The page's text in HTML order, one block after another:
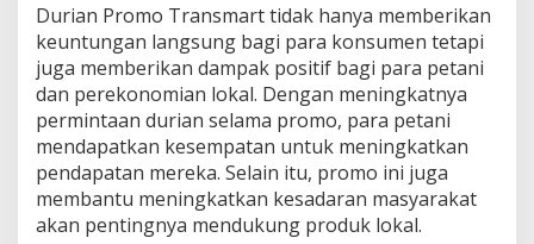
Durian Promo Transmart tidak hanya memberikan
keuntungan langsung bagi para konsumen tetapi
juga memberikan dampak positif bagi para petani
dan perekonomian lokal. Dengan meningkatnya
permintaan durian selama promo, para petani
mendapatkan kesempatan untuk meningkatkan
pendapatan mereka. Selain itu, promo ini juga
membantu meningkatkan kesadaran masyarakat
akan pentingnya mendukung produk lokal.